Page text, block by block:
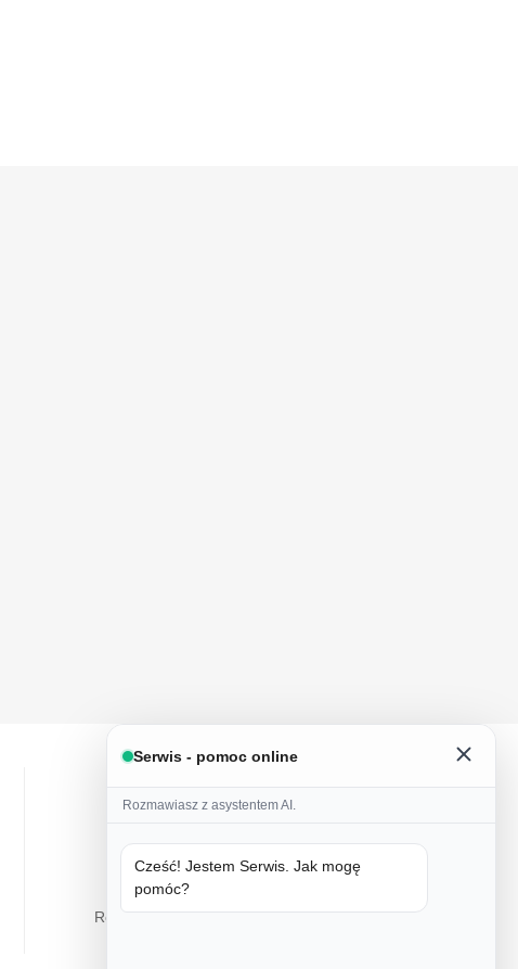
Ręczne wykonanie z naturalnych składników
Serwis - pomoc online
Rozmawiasz z asystentem AI.
Cześć! Jestem Serwis. Jak mogę
pomóc?